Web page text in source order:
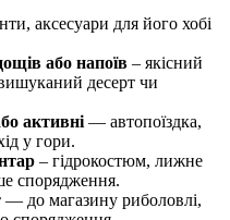
аксесуари для його хобі
або напоїв – якісний
десерт чи
активні — автопоїздка,
у гори.
– гідрокостюм, лижне
спорядження.
— до магазину риболовлі,